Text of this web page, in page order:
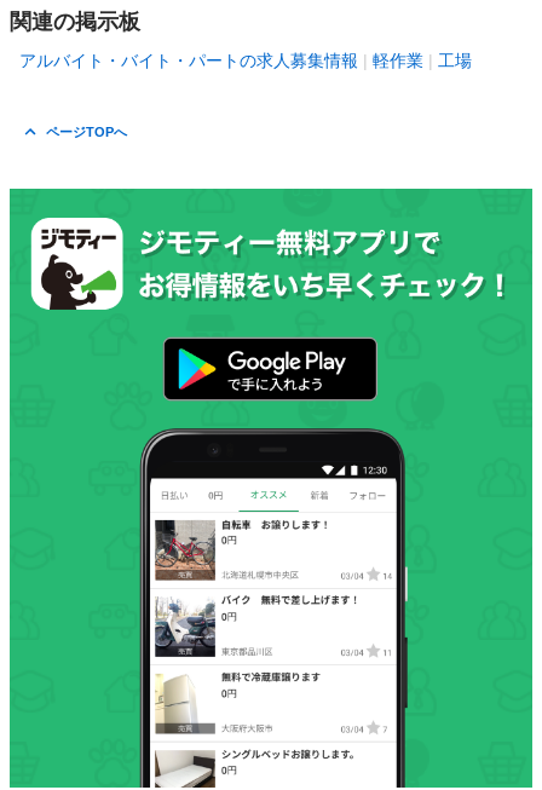
関連の掲示板
アルバイト・バイト・パートの求人募集情報 軽作業 工場
ページTOPへ